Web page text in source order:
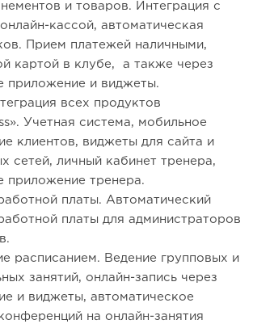
и товаров. Интеграция с
кассой, автоматическая
Прием платежей наличными,
картой в клубе, а также через
приложение и виджеты.
всех продуктов
Учетная система, мобильное
клиентов, виджеты для сайта и
сетей, личный кабинет тренера,
приложение тренера.
платы. Автоматический
платы для администраторов
расписанием. Ведение групповых и
занятий, онлайн-запись через
и виджеты, автоматическое
на онлайн-занятия